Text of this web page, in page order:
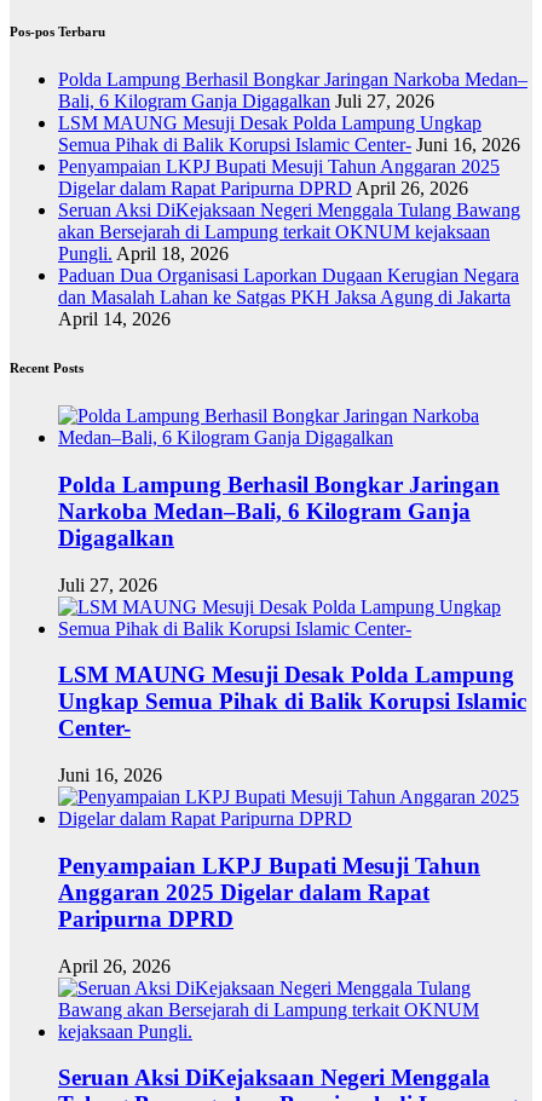
Pos-pos Terbaru
Polda Lampung Berhasil Bongkar Jaringan Narkoba Medan–
Bali, 6 Kilogram Ganja Digagalkan Juli 27, 2026
LSM MAUNG Mesuji Desak Polda Lampung Ungkap
Semua Pihak di Balik Korupsi Islamic Center- Juni 16, 2026
Penyampaian LKPJ Bupati Mesuji Tahun Anggaran 2025
Digelar dalam Rapat Paripurna DPRD April 26, 2026
Seruan Aksi DiKejaksaan Negeri Menggala Tulang Bawang
akan Bersejarah di Lampung terkait OKNUM kejaksaan
Pungli. April 18, 2026
Paduan Dua Organisasi Laporkan Dugaan Kerugian Negara
dan Masalah Lahan ke Satgas PKH Jaksa Agung di Jakarta
April 14, 2026
Recent Posts
Polda Lampung Berhasil Bongkar Jaringan
Narkoba Medan–Bali, 6 Kilogram Ganja
Digagalkan
Juli 27, 2026
LSM MAUNG Mesuji Desak Polda Lampung
Ungkap Semua Pihak di Balik Korupsi Islamic
Center-
Juni 16, 2026
Penyampaian LKPJ Bupati Mesuji Tahun
Anggaran 2025 Digelar dalam Rapat
Paripurna DPRD
April 26, 2026
Seruan Aksi DiKejaksaan Negeri Menggala